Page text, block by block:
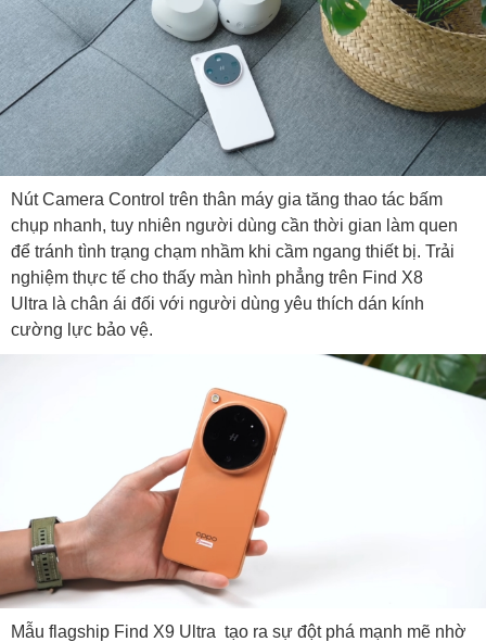
Nút Camera Control trên thân máy gia tăng thao tác bấm
chụp nhanh, tuy nhiên người dùng cần thời gian làm quen
để tránh tình trạng chạm nhầm khi cầm ngang thiết bị. Trải
nghiệm thực tế cho thấy màn hình phẳng trên Find X8
Ultra là chân ái đối với người dùng yêu thích dán kính
cường lực bảo vệ.
Mẫu flagship Find X9 Ultra tạo ra sự đột phá mạnh mẽ nhờ